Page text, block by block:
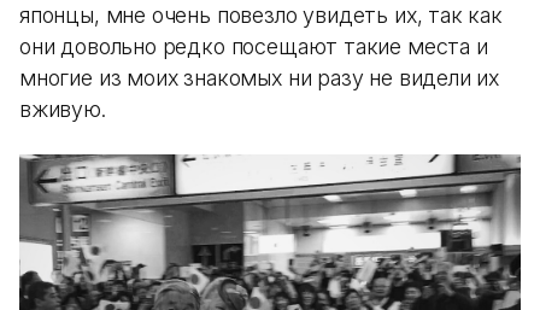
японцы, мне очень повезло увидеть их, так как
они довольно редко посещают такие места и
многие из моих знакомых ни разу не видели их
вживую.